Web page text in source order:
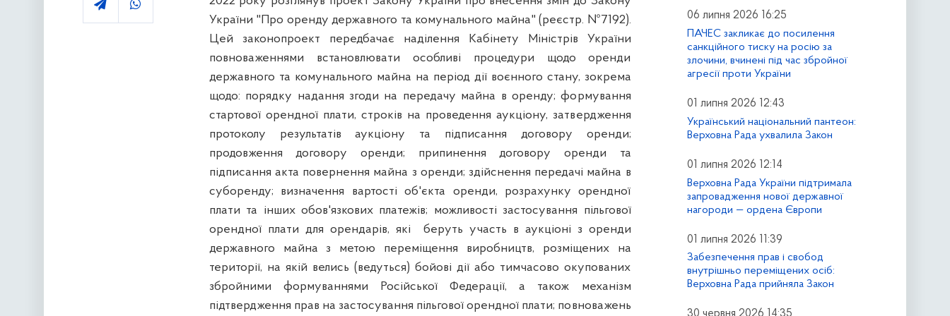
України "Про оренду державного та комунального майна" (реєстр. №7192).
Цей законопроект передбачає наділення Кабінету Міністрів України
повноваженнями встановлювати особливі процедури щодо оренди
державного та комунального майна на період дії воєнного стану, зокрема
щодо: порядку надання згоди на передачу майна в оренду; формування
стартової орендної плати, строків на проведення аукціону, затвердження
протоколу результатів аукціону та підписання договору оренди;
продовження договору оренди; припинення договору оренди та
підписання акта повернення майна з оренди; здійснення передачі майна в
суборенду; визначення вартості об'єкта оренди, розрахунку орендної
плати та інших обов'язкових платежів; можливості застосування пільгової
орендної плати для орендарів, які
беруть участь в аукціоні з оренди
державного майна з метою переміщення виробництв, розміщених на
території, на якій велись (ведуться) бойові дії або тимчасово окупованих
збройними формуваннями Російської Федерації, а також механізм
підтвердження прав на застосування пільгової орендної плати; повноважень
06 липня 2026 16:25
ПАЧЕС закликає до посилення
санкційного тиску на росію за
злочини, вчинені під час збройної
агресії проти України
01 липня 2026 12:43
Український національний пантеон:
Верховна Рада ухвалила Закон
01 липня 2026 12:14
Верховна Рада України підтримала
запровадження нової державної
нагороди — ордена Європи
01 липня 2026 11:39
Забезпечення прав і свобод
внутрішньо переміщених осіб:
Верховна Рада прийняла Закон